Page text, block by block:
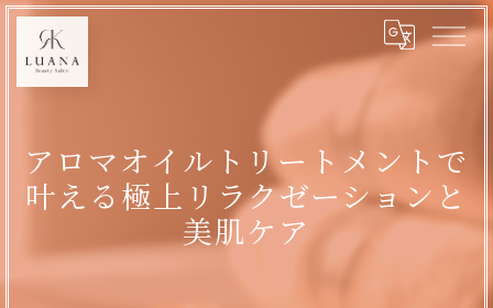
アロマオイルトリートメントで
叶える極上リラクゼーションと
美肌ケア